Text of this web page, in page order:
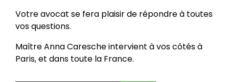
Votre avocat se fera plaisir de répondre à toutes
vos questions.
Maître Anna Caresche intervient à vos côtés à
Paris, et dans toute la France.